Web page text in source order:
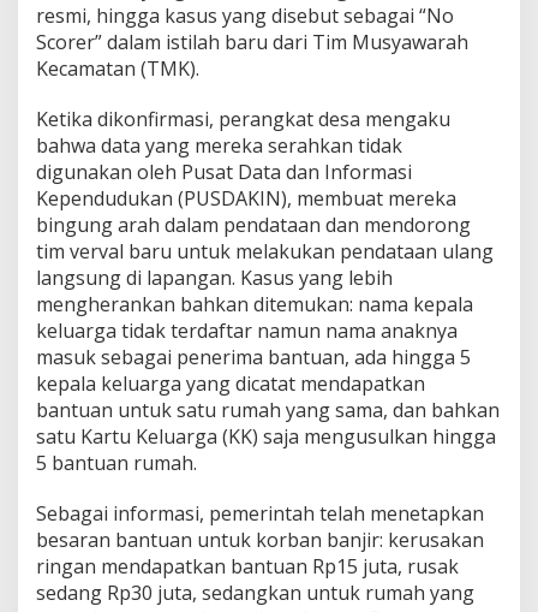
resmi, hingga kasus yang disebut sebagai “No
Scorer” dalam istilah baru dari Tim Musyawarah
Kecamatan (TMK).
Ketika dikonfirmasi, perangkat desa mengaku
bahwa data yang mereka serahkan tidak
digunakan oleh Pusat Data dan Informasi
Kependudukan (PUSDAKIN), membuat mereka
bingung arah dalam pendataan dan mendorong
tim verval baru untuk melakukan pendataan ulang
langsung di lapangan. Kasus yang lebih
mengherankan bahkan ditemukan: nama kepala
keluarga tidak terdaftar namun nama anaknya
masuk sebagai penerima bantuan, ada hingga 5
kepala keluarga yang dicatat mendapatkan
bantuan untuk satu rumah yang sama, dan bahkan
satu Kartu Keluarga (KK) saja mengusulkan hingga
5 bantuan rumah.
Sebagai informasi, pemerintah telah menetapkan
besaran bantuan untuk korban banjir: kerusakan
ringan mendapatkan bantuan Rp15 juta, rusak
sedang Rp30 juta, sedangkan untuk rumah yang